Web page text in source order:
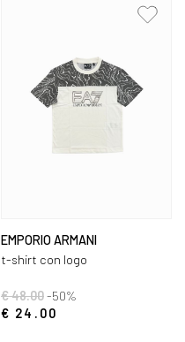
EMPORIO ARMANI
t-shirt con logo
€ 48.00-50%
€ 24.00